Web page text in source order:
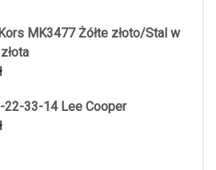
MK3477 Żółte złoto/Stal w
22-33-14 Lee Cooper